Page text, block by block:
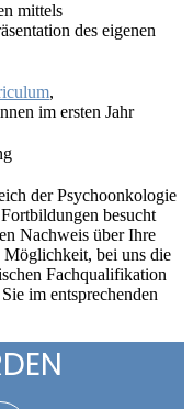
mittels
des eigenen
,
im ersten Jahr
der Psychoonkologie
besucht
Nachweis über Ihre
bei uns die
Fachqualifikation
im entsprechenden